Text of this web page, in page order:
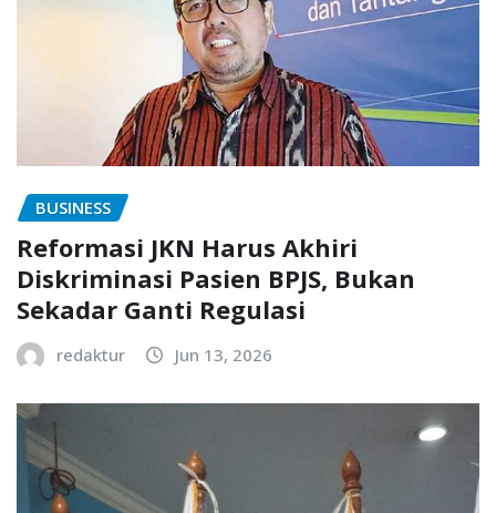
BUSINESS
Reformasi JKN Harus Akhiri
Diskriminasi Pasien BPJS, Bukan
Sekadar Ganti Regulasi
redaktur Jun 13, 2026